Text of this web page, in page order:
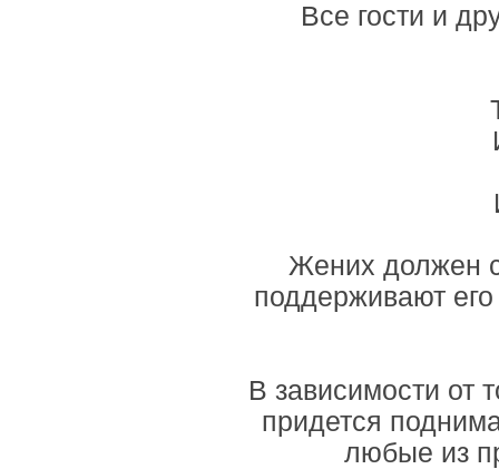
Все гости и
Жених должен
поддерживают
В зависимости от
придется
любые из